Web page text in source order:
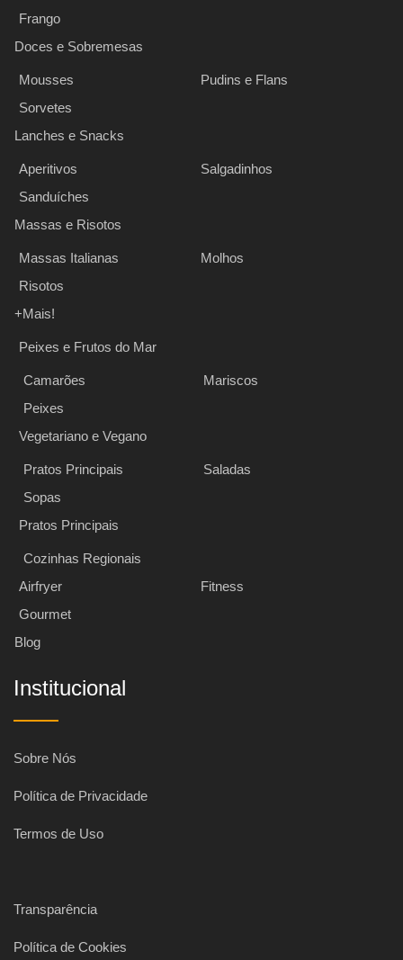
Frango
Doces e Sobremesas
Mousses
Pudins e Flans
Sorvetes
Lanches e Snacks
Aperitivos
Salgadinhos
Sanduíches
Massas e Risotos
Massas Italianas
Molhos
Risotos
+Mais!
Peixes e Frutos do Mar
Camarões
Mariscos
Peixes
Vegetariano e Vegano
Pratos Principais
Saladas
Sopas
Pratos Principais
Cozinhas Regionais
Airfryer
Fitness
Gourmet
Blog
Institucional
Sobre Nós
Política de Privacidade
Termos de Uso
Transparência
Política de Cookies